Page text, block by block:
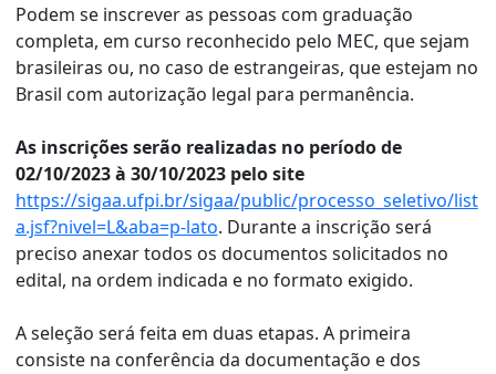
Podem se inscrever as pessoas com graduação
completa, em curso reconhecido pelo MEC, que sejam
brasileiras ou, no caso de estrangeiras, que estejam no
Brasil com autorização legal para permanência.
As inscrições serão realizadas no período de
02/10/2023 à 30/10/2023 pelo site
https://sigaa.ufpi.br/sigaa/public/processo_seletivo/list
a.jsf?nivel=L&aba=p-lato. Durante a inscrição será
preciso anexar todos os documentos solicitados no
edital, na ordem indicada e no formato exigido.
A seleção será feita em duas etapas. A primeira
consiste na conferência da documentação e dos